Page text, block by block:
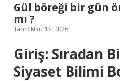
Gül böreği bir gün
mı ?
Tarih: Mart 19, 2026
Giriş: Sıradan
Siyaset Bilimi